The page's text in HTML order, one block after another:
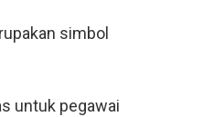
simbol
untuk pegawai